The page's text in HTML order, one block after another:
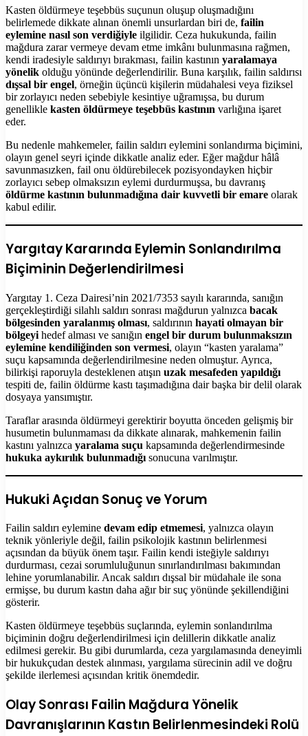
Kasten öldürmeye teşebbüs suçunun oluşup oluşmadığını
belirlemede dikkate alınan önemli unsurlardan biri de, failin
eylemine nasıl son verdiğiyle ilgilidir. Ceza hukukunda, failin
mağdura zarar vermeye devam etme imkânı bulunmasına rağmen,
kendi iradesiyle saldırıyı bırakması, failin kastının yaralamaya
yönelik olduğu yönünde değerlendirilir. Buna karşılık, failin saldırısı
dışsal bir engel, örneğin üçüncü kişilerin müdahalesi veya fiziksel
bir zorlayıcı neden sebebiyle kesintiye uğramışsa, bu durum
genellikle kasten öldürmeye teşebbüs kastının varlığına işaret
eder.
Bu nedenle mahkemeler, failin saldırı eylemini sonlandırma biçimini,
olayın genel seyri içinde dikkatle analiz eder. Eğer mağdur hâlâ
savunmasızken, fail onu öldürebilecek pozisyondayken hiçbir
zorlayıcı sebep olmaksızın eylemi durdurmuşsa, bu davranış
öldürme kastının bulunmadığına dair kuvvetli bir emare olarak
kabul edilir.
Yargıtay Kararında Eylemin Sonlandırılma
Biçiminin Değerlendirilmesi
Yargıtay 1. Ceza Dairesi’nin 2021/7353 sayılı kararında, sanığın
gerçekleştirdiği silahlı saldırı sonrası mağdurun yalnızca bacak
bölgesinden yaralanmış olması, saldırının hayati olmayan bir
bölgeyi hedef alması ve sanığın engel bir durum bulunmaksızın
eylemine kendiliğinden son vermesi, olayın “kasten yaralama”
suçu kapsamında değerlendirilmesine neden olmuştur. Ayrıca,
bilirkişi raporuyla desteklenen atışın uzak mesafeden yapıldığı
tespiti de, failin öldürme kastı taşımadığına dair başka bir delil olarak
dosyaya yansımıştır.
Taraflar arasında öldürmeyi gerektirir boyutta önceden gelişmiş bir
husumetin bulunmaması da dikkate alınarak, mahkemenin failin
kastını yalnızca yaralama suçu kapsamında değerlendirmesinde
hukuka aykırılık bulunmadığı sonucuna varılmıştır.
Hukuki Açıdan Sonuç ve Yorum
Failin saldırı eylemine devam edip etmemesi, yalnızca olayın
teknik yönleriyle değil, failin psikolojik kastının belirlenmesi
açısından da büyük önem taşır. Failin kendi isteğiyle saldırıyı
durdurması, cezai sorumluluğunun sınırlandırılması bakımından
lehine yorumlanabilir. Ancak saldırı dışsal bir müdahale ile sona
ermişse, bu durum kastın daha ağır bir suç yönünde şekillendiğini
gösterir.
Kasten öldürmeye teşebbüs suçlarında, eylemin sonlandırılma
biçiminin doğru değerlendirilmesi için delillerin dikkatle analiz
edilmesi gerekir. Bu gibi durumlarda, ceza yargılamasında deneyimli
bir hukukçudan destek alınması, yargılama sürecinin adil ve doğru
şekilde ilerlemesi açısından kritik önemdedir.
Olay Sonrası Failin Mağdura Yönelik
Davranışlarının Kastın Belirlenmesindeki Rolü